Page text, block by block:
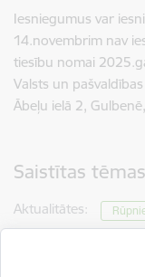
Iesniegumus var
14.novembrim nav
tiesību nomai
Valsts un
Ābeļu ielā 2,
Saistītas tēmas
Aktualitātes: